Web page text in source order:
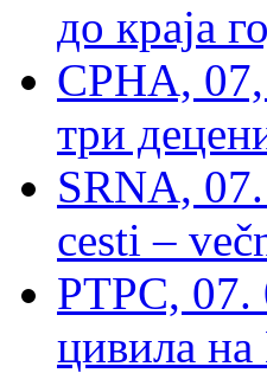
до краја
СРНА, 07,
три
SRNA,
cesti –
РТРС, 07.
цивила на